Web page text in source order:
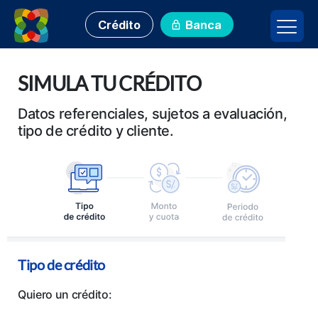
Crédito Banca
SIMULA TU CRÉDITO
Datos referenciales, sujetos a evaluación,
tipo de crédito y cliente.
Tipo de crédito
Quiero un crédito: